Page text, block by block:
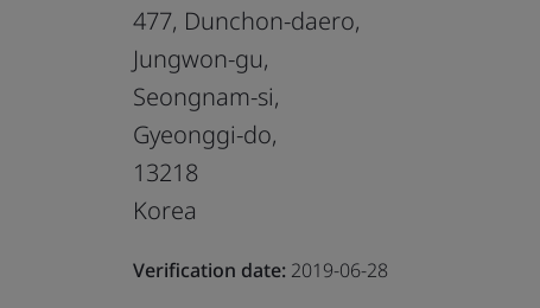
477, Dunchon-daero,
Jungwon-gu,
Seongnam-si,
Gyeonggi-do,
13218
Korea
Verification date: 2019-06-28